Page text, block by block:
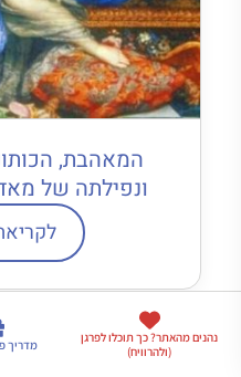
המאהבת,
ונפילתה של
ארגז הכלים שלי
לטיול בצרפת
נהנים מהאתר? כך תוכלו לפרגן
(ולהרוויח)
מדריך